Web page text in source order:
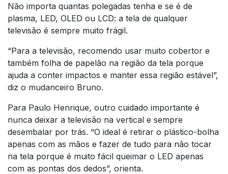
Não importa quantas polegadas tenha e se é de
plasma, LED, OLED ou LCD: a tela de qualquer
televisão é sempre muito frágil.
“Para a televisão, recomendo usar muito cobertor e
também folha de papelão na região da tela porque
ajuda a conter impactos e manter essa região estável”,
diz o mudanceiro Bruno.
Para Paulo Henrique, outro cuidado importante é
nunca deixar a televisão na vertical e sempre
desembalar por trás. “O ideal é retirar o plástico-bolha
apenas com as mãos e fazer de tudo para não tocar
na tela porque é muito fácil queimar o LED apenas
com as pontas dos dedos”, orienta.